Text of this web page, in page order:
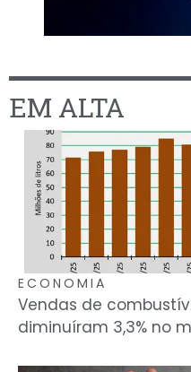
EM ALTA
ECONOMIA
Vendas de
diminuíram 3,3% no